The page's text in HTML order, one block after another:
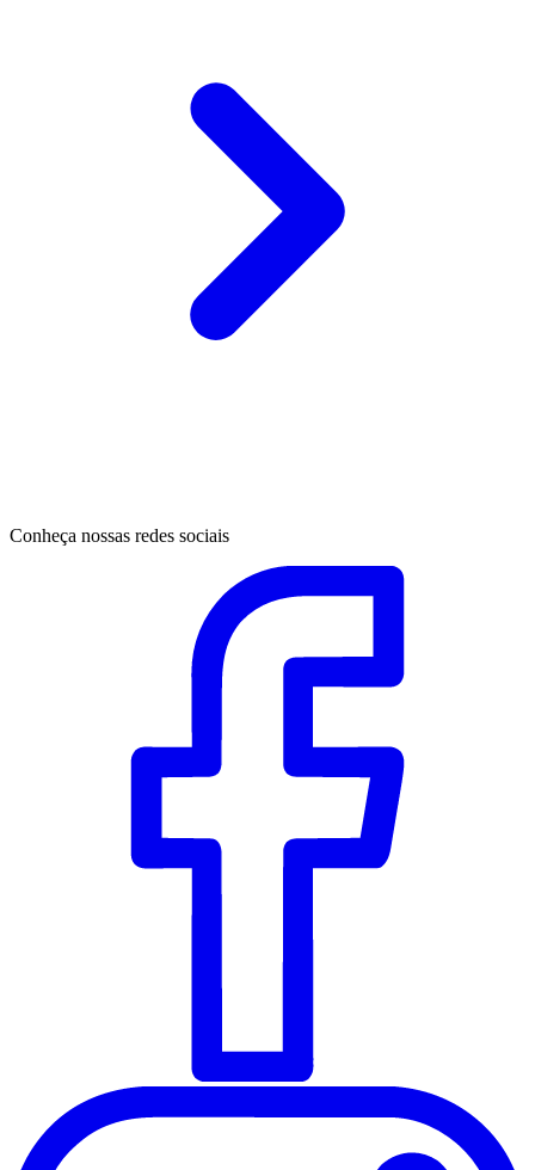
Conheça nossas redes sociais